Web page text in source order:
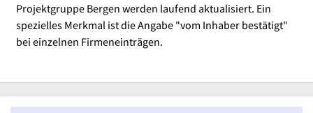
Projektgruppe Bergen werden laufend aktualisiert. Ein
spezielles Merkmal ist die Angabe "vom Inhaber bestätigt"
bei einzelnen Firmeneinträgen.